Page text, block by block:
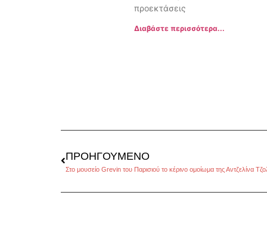
προεκτάσεις
Διαβάστε περισσότερα...
ΠΡΟΗΓΟΎΜΕΝΟ
Στο μουσείο Grevin του Παρισιού το κέρινο ομοίωμα της Αντζελίνα